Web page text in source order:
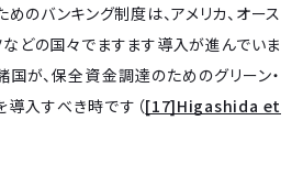
のバンキング制度は、アメリカ、オース
などの国々でますます導入が進んでいま
国が、保全資金調達のためのグリーン・
導入すべき時です（[17]Higashida et